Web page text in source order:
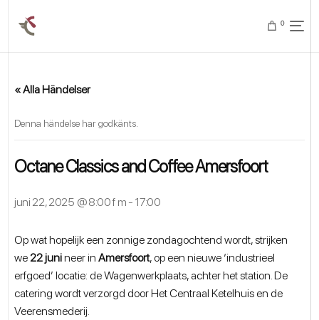
0
« Alla Händelser
Denna händelse har godkänts.
Octane Classics and Coffee Amersfoort
juni 22, 2025 @ 8:00 f m - 17:00
Op wat hopelijk een zonnige zondagochtend wordt, strijken
we22 junineer in Amersfoort, op een nieuwe ‘industrieel
erfgoed’ locatie: de Wagenwerkplaats, achter het station. De
catering wordt verzorgd door Het Centraal Ketelhuis en de
Veerensmederij.